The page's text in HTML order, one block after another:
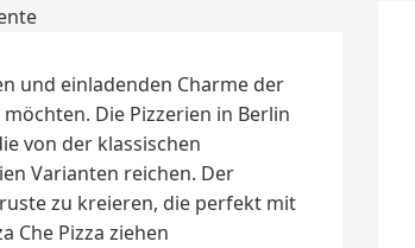
und einladenden Charme der
Die Pizzerien in Berlin
von der klassischen
Varianten reichen. Der
zu kreieren, die perfekt mit
Che Pizza ziehen